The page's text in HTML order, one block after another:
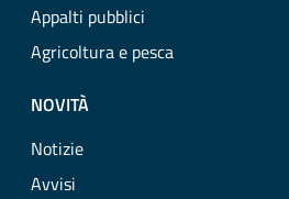
Appalti pubblici
Agricoltura e pesca
NOVITÀ
Notizie
Avvisi